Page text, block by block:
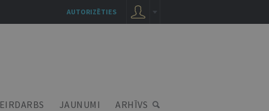
JAUNUMI ARHĪVS
AUTORIZĒTIES